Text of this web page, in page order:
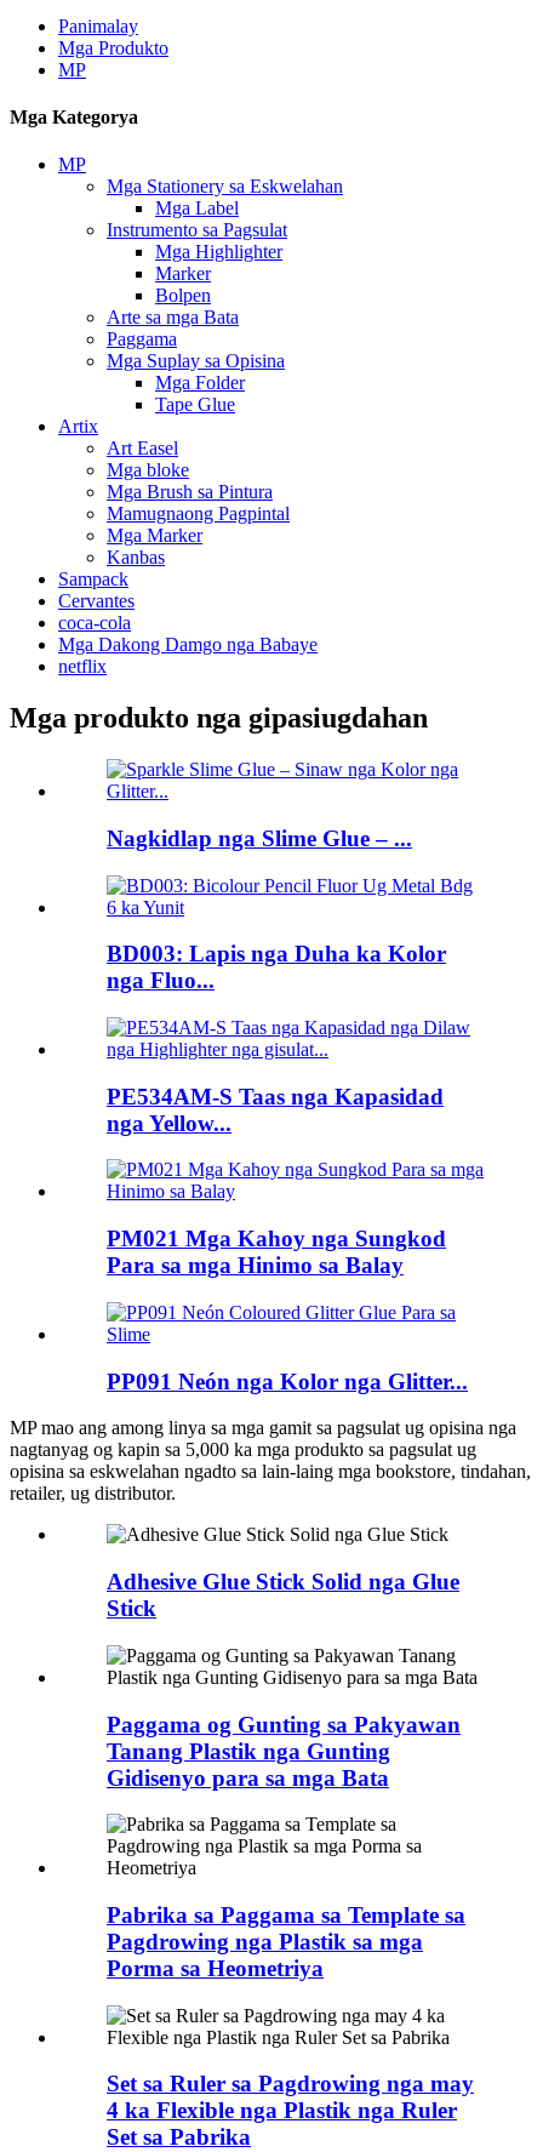
Panimalay
Mga Produkto
MP
Mga Kategorya
MP
Mga Stationery sa Eskwelahan
Mga Label
Instrumento sa Pagsulat
Mga Highlighter
Marker
Bolpen
Arte sa mga Bata
Paggama
Mga Suplay sa Opisina
Mga Folder
Tape Glue
Artix
Art Easel
Mga bloke
Mga Brush sa Pintura
Mamugnaong Pagpintal
Mga Marker
Kanbas
Sampack
Cervantes
coca-cola
Mga Dakong Damgo nga Babaye
netflix
Mga produkto nga gipasiugdahan
Nagkidlap nga Slime Glue – ...
BD003: Lapis nga Duha ka Kolor
nga Fluo...
PE534AM-S Taas nga Kapasidad
nga Yellow...
PM021 Mga Kahoy nga Sungkod
Para sa mga Hinimo sa Balay
PP091 Neón nga Kolor nga Glitter...
MPmao ang among linya sa mga gamit sa pagsulat ug opisina nga
nagtanyag og kapin sa 5,000 ka mga produkto sa pagsulat ug
opisina sa eskwelahan ngadto sa lain-laing mga bookstore, tindahan,
retailer, ug distributor.
Adhesive Glue Stick Solid nga Glue
Stick
Paggama og Gunting sa Pakyawan
Tanang Plastik nga Gunting
Gidisenyo para sa mga Bata
Pabrika sa Paggama sa Template sa
Pagdrowing nga Plastik sa mga
Porma sa Heometriya
Set sa Ruler sa Pagdrowing nga may
4 ka Flexible nga Plastik nga Ruler
Set sa Pabrika